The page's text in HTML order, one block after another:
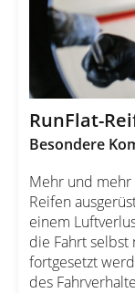
RunFlat-
Besondere
Mehr und mehr
Reifen
einem
die Fahrt
fortgesetzt
des